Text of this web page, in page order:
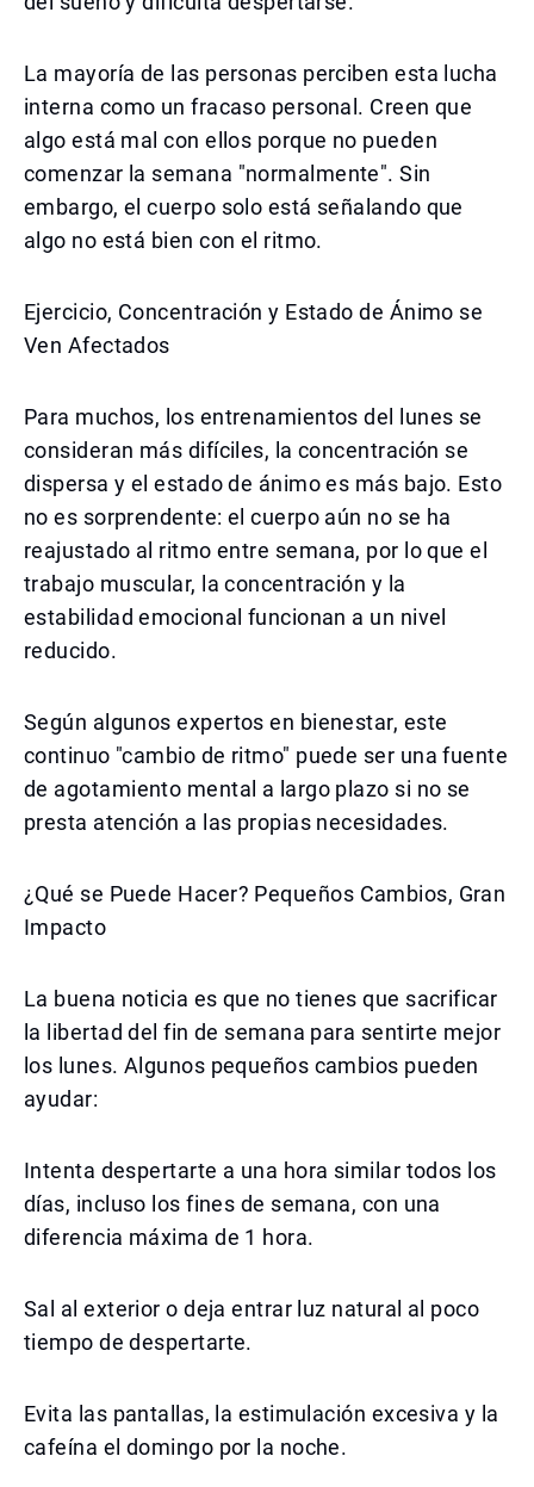
La mayoría de las personas perciben esta lucha
interna como un fracaso personal. Creen que
algo está mal con ellos porque no pueden
comenzar la semana "normalmente". Sin
embargo, el cuerpo solo está señalando que
algo no está bien con el ritmo.
Ejercicio, Concentración y Estado de Ánimo se
Ven Afectados
Para muchos, los entrenamientos del lunes se
consideran más difíciles, la concentración se
dispersa y el estado de ánimo es más bajo. Esto
no es sorprendente: el cuerpo aún no se ha
reajustado al ritmo entre semana, por lo que el
trabajo muscular, la concentración y la
estabilidad emocional funcionan a un nivel
reducido.
Según algunos expertos en bienestar, este
continuo "cambio de ritmo" puede ser una fuente
de agotamiento mental a largo plazo si no se
presta atención a las propias necesidades.
¿Qué se Puede Hacer? Pequeños Cambios, Gran
Impacto
La buena noticia es que no tienes que sacrificar
la libertad del fin de semana para sentirte mejor
los lunes. Algunos pequeños cambios pueden
ayudar:
Intenta despertarte a una hora similar todos los
días, incluso los fines de semana, con una
diferencia máxima de 1 hora.
Sal al exterior o deja entrar luz natural al poco
tiempo de despertarte.
Evita las pantallas, la estimulación excesiva y la
cafeína el domingo por la noche.